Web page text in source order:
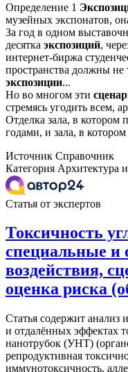
Определение 1
музейных экспонатов,
За год в одном
десятка экспозиций,
интернет-биржа
пространства должны не
экспозиции...
Но во многом эти
стремясь угодить всем,
Отделка зала, в котором
годами, и зала, в
Источник Справочник
Категория Архитектура
Статья от экспертов
Токсичность
специальные и
воздействия,
оценка риска
Статья содержит
и отдалённых эффектах
нанотрубок (УНТ)
репродуктивная
иммунотоксичность,